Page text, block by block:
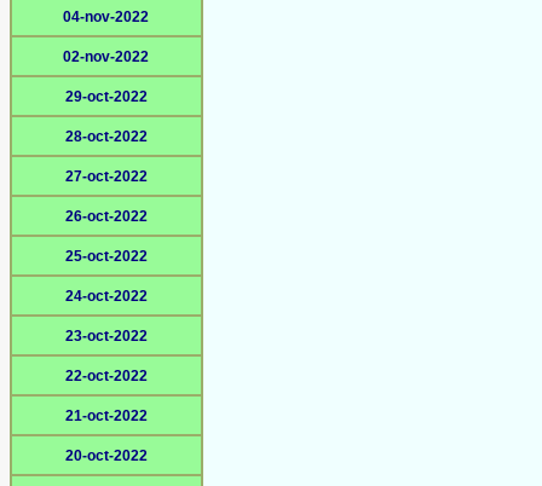
04-nov-2022
02-nov-2022
29-oct-2022
28-oct-2022
27-oct-2022
26-oct-2022
25-oct-2022
24-oct-2022
23-oct-2022
22-oct-2022
21-oct-2022
20-oct-2022